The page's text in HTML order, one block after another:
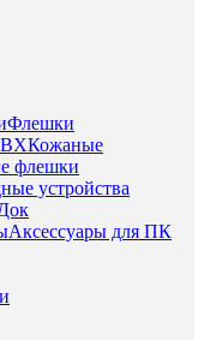
Флешки
Кожаные
флешки
устройства
Аксессуары для ПК